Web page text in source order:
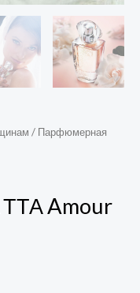
/ Парфюмерная
Amour